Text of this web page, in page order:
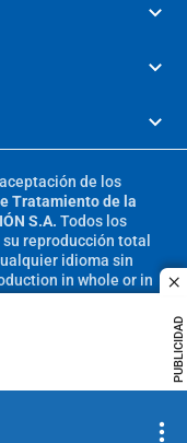
PUBLICIDAD
de los
Tratamiento de la
S.A. Todos los
reproducción total
idioma sin
in whole or in